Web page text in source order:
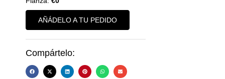
AÑÁDELO A TU PEDIDO
Compártelo: